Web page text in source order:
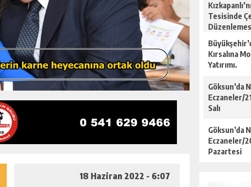
18 Haziran 2022 - 6:07
Tesisinde
Kırsalına
Yatırımı.
Göksun’da
Eczaneler/
Salı
Göksun’da
Eczaneler/
Pazartesi